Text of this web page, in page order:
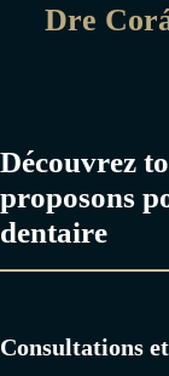
Dre
Découvrez
proposons
dentaire
Consultations